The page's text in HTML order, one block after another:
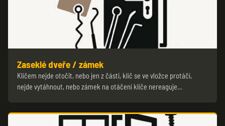
Zaseklé dveře / zámek
Klíčem nejde otočit, nebo jen z části, klíč se ve vložce protáčí,
nejde vytáhnout, nebo zámek na otáčení klíče nereaguje…